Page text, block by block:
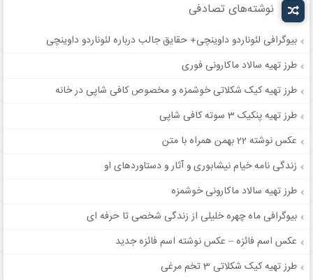
نوشته‌های تصادفی
بیوگرافی لئوناردو داوینچی+ حقایق جالب درباره لئوناردو داوینچی
طرز تهیه سالاد ماکارونی فوری
طرز تهیه کیک شکلاتی خوشمزه و مخصوص کافی شاپی در خانه
طرز تهیه پنکیک 3 سوته کافی شاپی
عکس نوشته 22 بهمن همراه با متن
زندگی نامه خیام نیشابوری و آثار و دستاوردهای او
طرز تهیه سالاد ماکارونی خوشمزه
بیوگرافی ماه چهره خلیلی از زندگی شخصی تا حرفه ای
عکس اسم فائزه – عکس نوشته اسم فائزه جدید
طرز تهیه کیک شکلاتی 3 تخم مرغی